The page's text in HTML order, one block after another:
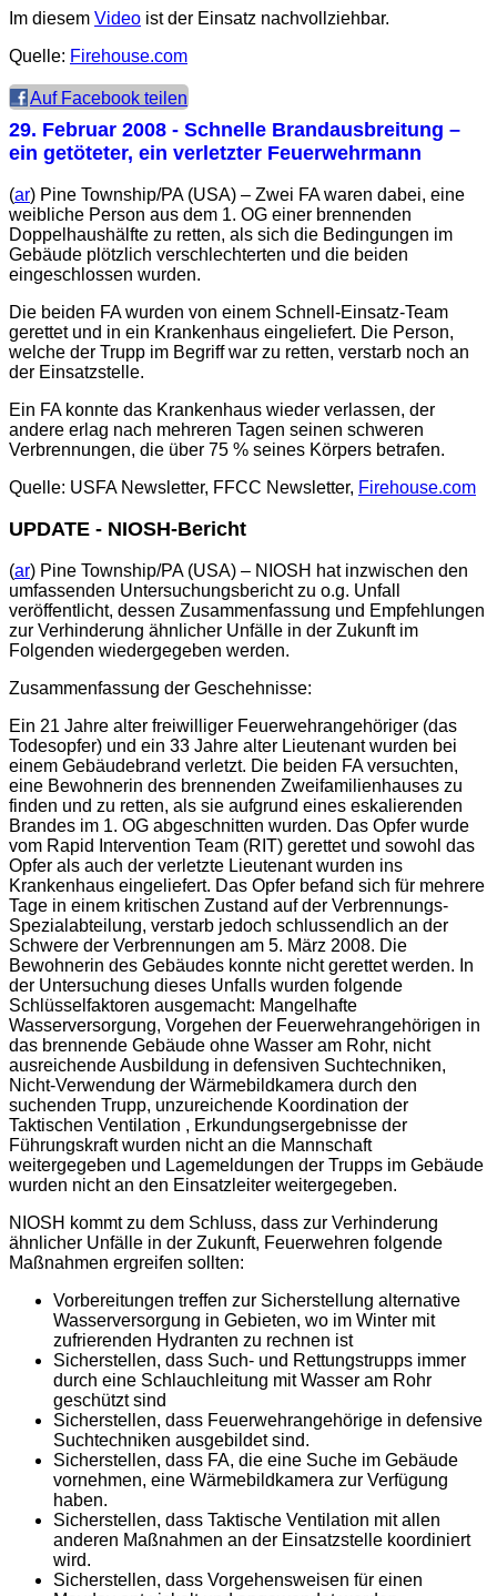
Im diesem Video ist der Einsatz nachvollziehbar.
Quelle: Firehouse.com
Auf Facebook teilen
29. Februar 2008 - Schnelle Brandausbreitung –
ein getöteter, ein verletzter Feuerwehrmann
(ar) Pine Township/PA (USA) – Zwei FA waren dabei, eine
weibliche Person aus dem 1. OG einer brennenden
Doppelhaushälfte zu retten, als sich die Bedingungen im
Gebäude plötzlich verschlechterten und die beiden
eingeschlossen wurden.
Die beiden FA wurden von einem Schnell-Einsatz-Team
gerettet und in ein Krankenhaus eingeliefert. Die Person,
welche der Trupp im Begriff war zu retten, verstarb noch an
der Einsatzstelle.
Ein FA konnte das Krankenhaus wieder verlassen, der
andere erlag nach mehreren Tagen seinen schweren
Verbrennungen, die über 75 % seines Körpers betrafen.
Quelle: USFA Newsletter, FFCC Newsletter, Firehouse.com
UPDATE - NIOSH-Bericht
(ar) Pine Township/PA (USA) – NIOSH hat inzwischen den
umfassenden Untersuchungsbericht zu o.g. Unfall
veröffentlicht, dessen Zusammenfassung und Empfehlungen
zur Verhinderung ähnlicher Unfälle in der Zukunft im
Folgenden wiedergegeben werden.
Zusammenfassung der Geschehnisse:
Ein 21 Jahre alter freiwilliger Feuerwehrangehöriger (das
Todesopfer) und ein 33 Jahre alter Lieutenant wurden bei
einem Gebäudebrand verletzt. Die beiden FA versuchten,
eine Bewohnerin des brennenden Zweifamilienhauses zu
finden und zu retten, als sie aufgrund eines eskalierenden
Brandes im 1. OG abgeschnitten wurden. Das Opfer wurde
vom Rapid Intervention Team (RIT) gerettet und sowohl das
Opfer als auch der verletzte Lieutenant wurden ins
Krankenhaus eingeliefert. Das Opfer befand sich für mehrere
Tage in einem kritischen Zustand auf der Verbrennungs-
Spezialabteilung, verstarb jedoch schlussendlich an der
Schwere der Verbrennungen am 5. März 2008. Die
Bewohnerin des Gebäudes konnte nicht gerettet werden. In
der Untersuchung dieses Unfalls wurden folgende
Schlüsselfaktoren ausgemacht: Mangelhafte
Wasserversorgung, Vorgehen der Feuerwehrangehörigen in
das brennende Gebäude ohne Wasser am Rohr, nicht
ausreichende Ausbildung in defensiven Suchtechniken,
Nicht-Verwendung der Wärmebildkamera durch den
suchenden Trupp, unzureichende Koordination der
Taktischen Ventilation , Erkundungsergebnisse der
Führungskraft wurden nicht an die Mannschaft
weitergegeben und Lagemeldungen der Trupps im Gebäude
wurden nicht an den Einsatzleiter weitergegeben.
NIOSH kommt zu dem Schluss, dass zur Verhinderung
ähnlicher Unfälle in der Zukunft, Feuerwehren folgende
Maßnahmen ergreifen sollten:
Vorbereitungen treffen zur Sicherstellung alternative
Wasserversorgung in Gebieten, wo im Winter mit
zufrierenden Hydranten zu rechnen ist
Sicherstellen, dass Such- und Rettungstrupps immer
durch eine Schlauchleitung mit Wasser am Rohr
geschützt sind
Sicherstellen, dass Feuerwehrangehörige in defensive
Suchtechniken ausgebildet sind.
Sicherstellen, dass FA, die eine Suche im Gebäude
vornehmen, eine Wärmebildkamera zur Verfügung
haben.
Sicherstellen, dass Taktische Ventilation mit allen
anderen Maßnahmen an der Einsatzstelle koordiniert
wird.
Sicherstellen, dass Vorgehensweisen für einen